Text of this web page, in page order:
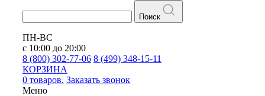
Поиск
ПН-ВС
с 10:00 до 20:00
8 (800) 302-77-06 8 (499) 348-15-11
КОРЗИНА
0 товаров. Заказать звонок
Меню